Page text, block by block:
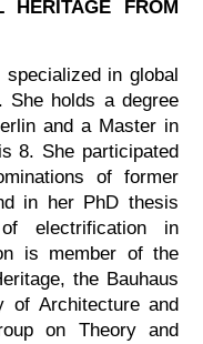
HERITAGE FROM
in global
She holds a degree
and a Master in
8. She participated
of former
in her PhD thesis
electrification in
is member of the
the Bauhaus
of Architecture and
on Theory and